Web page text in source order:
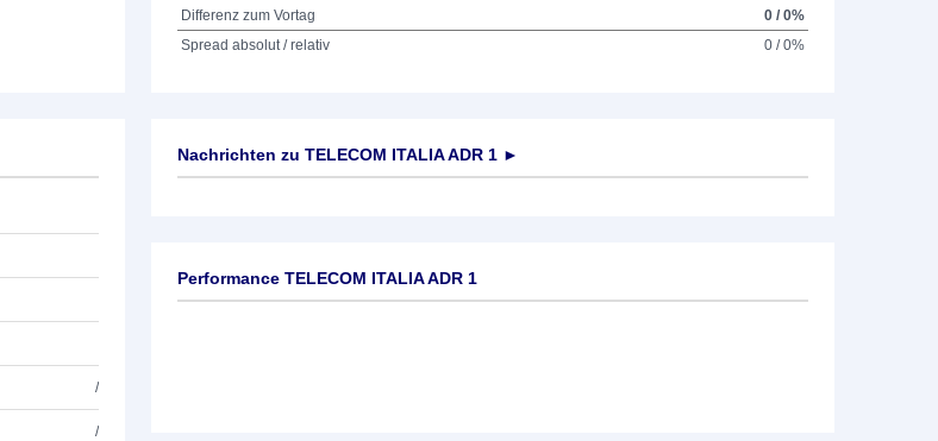
Differenz zum Vortag
0 / 0%
Spread absolut / relativ
0 / 0%
/
/
Nachrichten zu TELECOM ITALIA ADR 1 ►
Performance TELECOM ITALIA ADR 1